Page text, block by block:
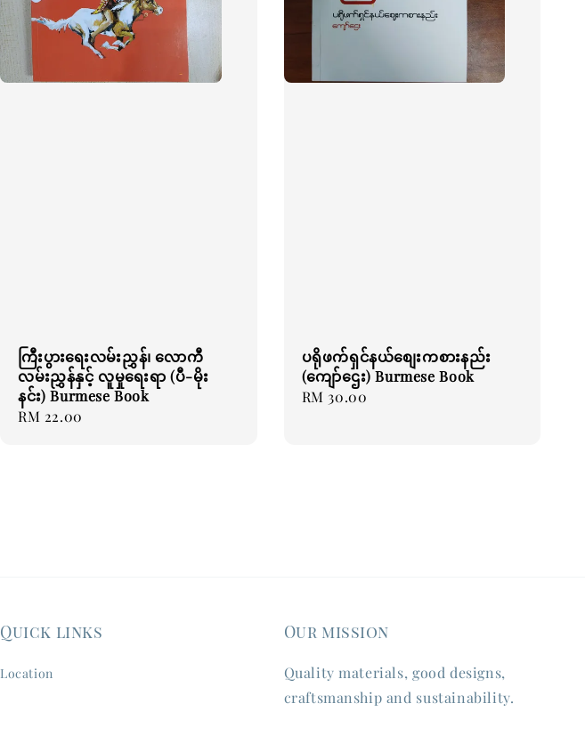
ကြီးပွားရေးလမ်းညွှန်၊ လောကီ
လမ်းညွှန်နှင့် လူမှုရေးရာ (ပီ-မိုး
နင်း) Burmese Book
Regular
RM 22.00
ပရိုဖက်ရှင်နယ်စျေးကစားနည်း
(ကျော်ဌေး) Burmese Book
Regular
RM 30.00
Quick links
Location
Our mission
Quality materials, good designs,
craftsmanship and sustainability.